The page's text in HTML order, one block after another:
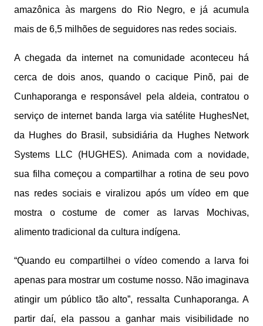
amazônica às margens do Rio Negro, e já acumula
mais de 6,5 milhões de seguidores nas redes sociais.
A chegada da internet na comunidade aconteceu há
cerca de dois anos, quando o cacique Pinõ, pai de
Cunhaporanga e responsável pela aldeia, contratou o
serviço de internet banda larga via satélite HughesNet,
da Hughes do Brasil, subsidiária da Hughes Network
Systems LLC (HUGHES). Animada com a novidade,
sua filha começou a compartilhar a rotina de seu povo
nas redes sociais e viralizou após um vídeo em que
mostra o costume de comer as larvas Mochivas,
alimento tradicional da cultura indígena.
“Quando eu compartilhei o vídeo comendo a larva foi
apenas para mostrar um costume nosso. Não imaginava
atingir um público tão alto”, ressalta Cunhaporanga. A
partir daí, ela passou a ganhar mais visibilidade no